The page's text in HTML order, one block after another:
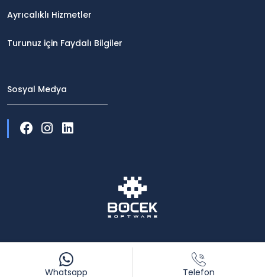
Ayrıcalıklı Hizmetler
Turunuz için Faydalı Bilgiler
Sosyal Medya
Whatsapp Telefon